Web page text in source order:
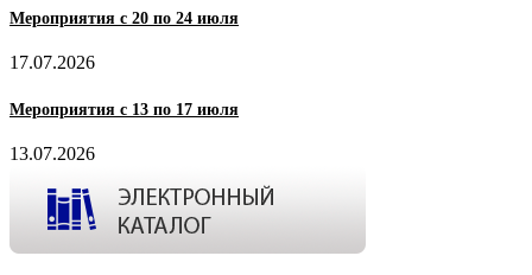
Мероприятия с 20 по 24 июля
17.07.2026
Мероприятия с 13 по 17 июля
13.07.2026